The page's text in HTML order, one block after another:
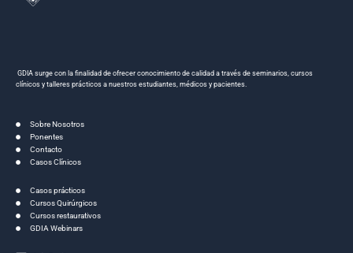
GDIA surge con la finalidad de ofrecer conocimiento de calidad a través de seminarios, cursos
clínicos y talleres prácticos a nuestros estudiantes, médicos y pacientes.
Sobre Nosotros
Ponentes
Contacto
Casos Clínicos
Casos prácticos
Cursos Quirúrgicos
Cursos restaurativos
GDIA Webinars